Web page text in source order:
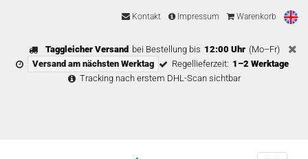
Kontakt Impressum Warenkorb
Taggleicher Versand bei Bestellung bis 12:00 Uhr (Mo–Fr)
Versand am nächsten Werktag
Regellieferzeit: 1–2 Werktage
Tracking nach erstem DHL-Scan sichtbar